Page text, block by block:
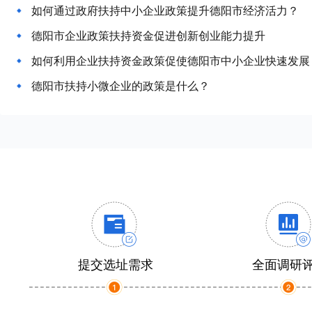
如何通过政府扶持中小企业政策提升德阳市经济活力？
德阳市企业政策扶持资金促进创新创业能力提升
如何利用企业扶持资金政策促使德阳市中小企业快速发
德阳市扶持小微企业的政策是什么？
提交选址需求 全面调研